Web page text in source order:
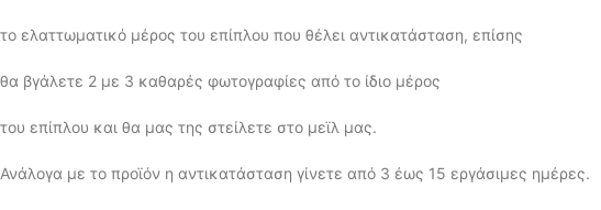
το ελαττωματικό μέρος του επίπλου που θέλει αντικατάσταση, επίσης
θα βγάλετε 2 με 3 καθαρές φωτογραφίες από το ίδιο μέρος
του επίπλου και θα μας της στείλετε στο μεϊλ μας.
Ανάλογα με το προϊόν η αντικατάσταση γίνετε από 3 έως 15 εργάσιμες ημέρες.